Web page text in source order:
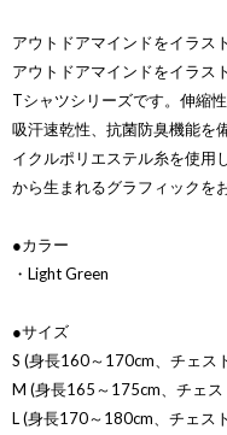
アウトドアマインドをイラス
アウトドアマインドをイラス
Tシャツシリーズです。伸縮
吸汗速乾性、抗菌防臭機能を
イクルポリエステル糸を使用
から生まれるグラフィックを
●カラー
・Light Green
●サイズ
S (身長160～170cm、チェス
M (身長165～175cm、チェ
L (身長170～180cm、チェス